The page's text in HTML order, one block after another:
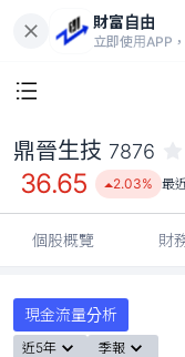
財富自由
立即使用APP
鼎晉生技 7876
36.65 2.03% 最
個股概覽 財
現金流量分析
近5年 季報